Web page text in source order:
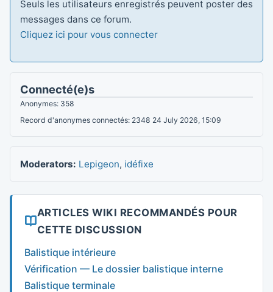
Seuls les utilisateurs enregistrés peuvent poster des
messages dans ce forum.
Cliquez ici pour vous connecter
Connecté(e)s
Anonymes: 358
Record d'anonymes connectés: 2348 24 July 2026, 15:09
Moderators: Lepigeon, idéfixe
ARTICLES WIKI RECOMMANDÉS POUR
CETTE DISCUSSION
Balistique intérieure
Vérification — Le dossier balistique interne
Balistique terminale